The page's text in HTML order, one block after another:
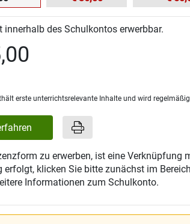
innerhalb des Schulkontos erwerbbar.
erste unterrichtsrelevante Inhalte und wird
zu erwerben, ist eine
erfolgt, klicken Sie bitte zunächst im
Informationen zum Schulkonto.